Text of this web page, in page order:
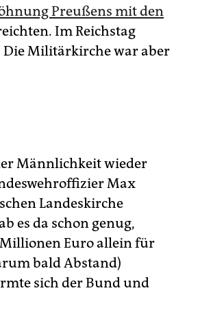
Preußens mit den
Im Reichstag
Die Militärkirche war aber
Männlichkeit wieder
Max
Landeskirche
es da schon genug,
Millionen Euro allein für
bald Abstand)
sich der Bund und